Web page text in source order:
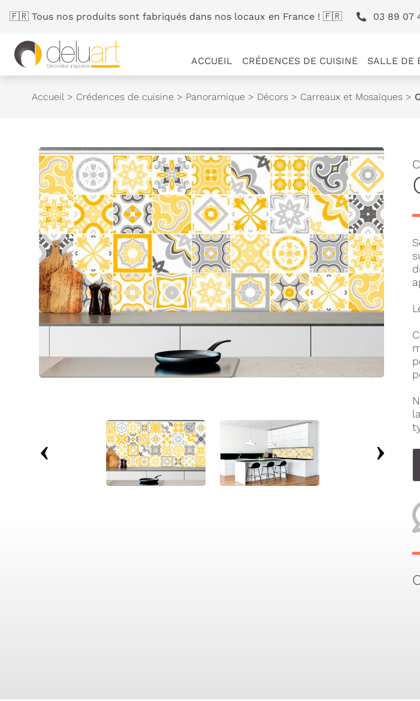
🇫🇷 Tous nos produits sont fabriqués dans nos locaux en France ! 🇫🇷 03 89 07
ACCUEIL CRÉDENCES DE CUISINE SALLE DE
Accueil > Crédences de cuisine > Panoramique > Décors > Carreaux et Mosaïques >